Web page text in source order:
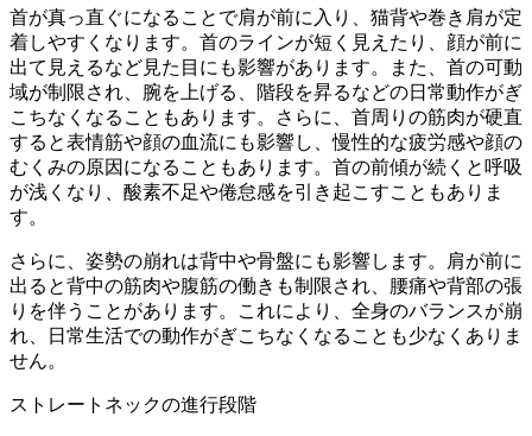
首が真っ直ぐになることで肩が前に入り、猫背や巻き肩が定
着しやすくなります。首のラインが短く見えたり、顔が前に
出て見えるなど見た目にも影響があります。また、首の可動
域が制限され、腕を上げる、階段を昇るなどの日常動作がぎ
こちなくなることもあります。さらに、首周りの筋肉が硬直
すると表情筋や顔の血流にも影響し、慢性的な疲労感や顔の
むくみの原因になることもあります。首の前傾が続くと呼吸
が浅くなり、酸素不足や倦怠感を引き起こすこともありま
す。
さらに、姿勢の崩れは背中や骨盤にも影響します。肩が前に
出ると背中の筋肉や腹筋の働きも制限され、腰痛や背部の張
りを伴うことがあります。これにより、全身のバランスが崩
れ、日常生活での動作がぎこちなくなることも少なくありま
せん。
ストレートネックの進行段階